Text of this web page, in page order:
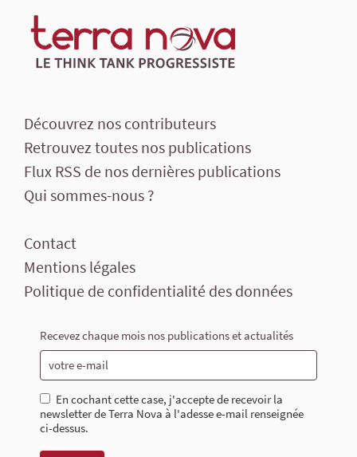
Découvrez nos contributeurs
Retrouvez toutes nos publications
Flux RSS de nos dernières publications
Qui sommes-nous ?
Contact
Mentions légales
Politique de confidentialité des données
Recevez chaque mois nos publications et actualités
En cochant cette case, j'accepte de recevoir la
newsletter de Terra Nova à l'adesse e-mail renseignée
ci-dessus.